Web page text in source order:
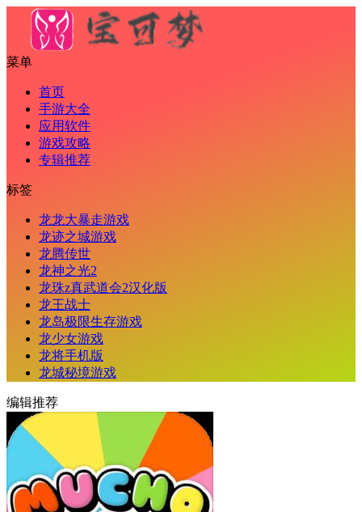
菜单
首页
手游大全
应用软件
游戏攻略
专辑推荐
标签
龙龙大暴走游戏
龙迹之城游戏
龙腾传世
龙神之光2
龙珠z真武道会2汉化版
龙王战士
龙岛极限生存游戏
龙少女游戏
龙将手机版
龙城秘境游戏
编辑推荐